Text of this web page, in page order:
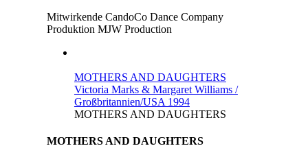
Mitwirkende CandoCo Dance Company
Produktion MJW Production
MOTHERS AND DAUGHTERS
Victoria Marks & Margaret Williams /
Großbritannien/USA 1994
MOTHERS AND DAUGHTERS
MOTHERS AND DAUGHTERS